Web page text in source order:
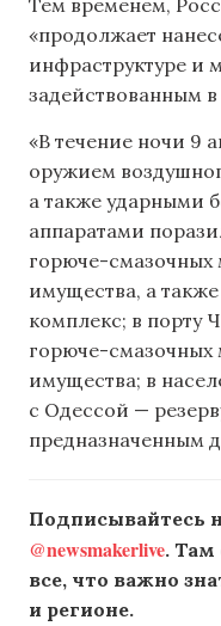
«продолжает
инфраструктуре и
задействованным
«В течение ночи 9
оружием
а также ударными
аппаратами
горюче-смазочных
имущества, а
комплекс; в порту
горюче-смазочных
имущества; в
с Одессой —
предназначенным
Подписывайтесь
@newsmakerlive. Там
все, что важно
и регионе.